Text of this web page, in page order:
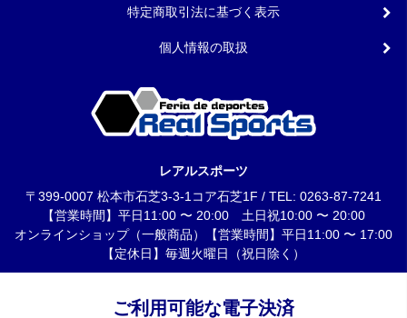
特定商取引法に基づく表示
個人情報の取扱
レアルスポーツ
〒399-0007 松本市石芝3-3-1コア石芝1F / TEL: 0263-87-7241
【営業時間】平日11:00 〜 20:00 土日祝10:00 〜 20:00
オンラインショップ（一般商品）【営業時間】平日11:00 〜 17:00
【定休日】毎週火曜日（祝日除く）
ご利用可能な電子決済